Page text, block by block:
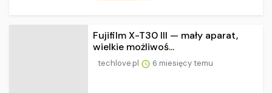
Fujifilm X-T30 III — mały aparat,
wielkie możliwoś...
techlove.pl 6 miesięcy temu